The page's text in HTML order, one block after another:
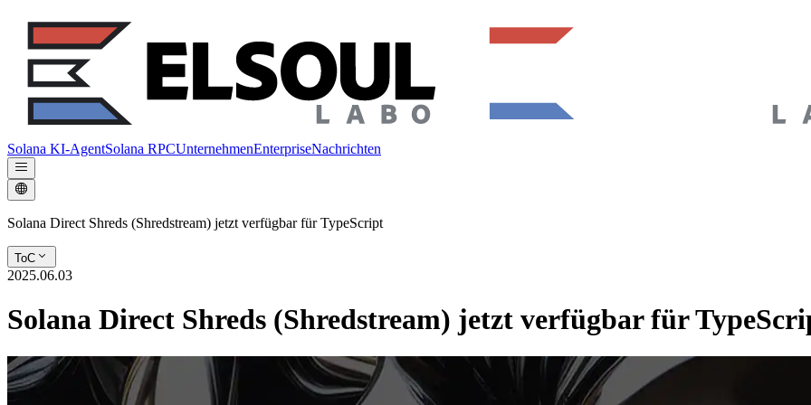
Solana KI-AgentSolana RPCUnternehmenEnterpriseNachrichten
Solana Direct Shreds (Shredstream) jetzt verfügbar für TypeScript
ToC
2025.06.03
Solana Direct Shreds (Shredstream) jetzt verfügbar für